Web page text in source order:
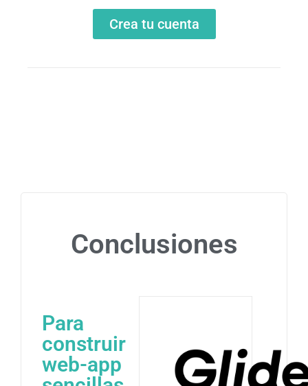
Crea tu cuenta
Conclusiones
Para
construir
web-app